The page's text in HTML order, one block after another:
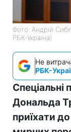
Фото: Андрій
РБК-Україна)
Не
РБК-
Дональда
приїхати